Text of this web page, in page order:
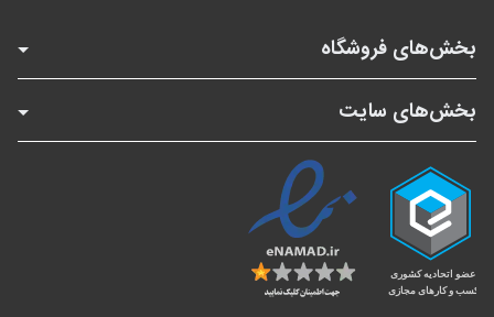
بخش‌های فروشگاه
بخش‌های سایت